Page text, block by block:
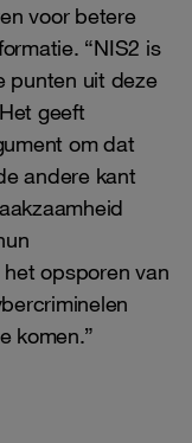
voor betere
“NIS2 is
punten uit deze
geeft
om dat
andere kant
opsporen van
komen.”